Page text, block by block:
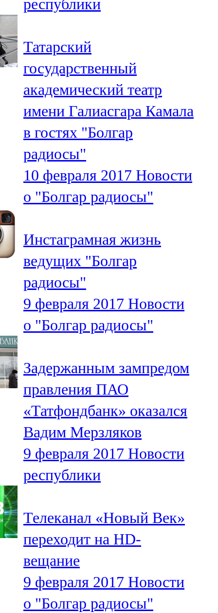
республики
Татарский
государственный
академический театр
имени Галиасгара Камала
в гостях "Болгар
радиосы"
10 февраля 2017 Новости
о "Болгар радиосы"
Инстаграмная жизнь
ведущих "Болгар
радиосы"
9 февраля 2017 Новости
о "Болгар радиосы"
Задержанным зампредом
правления ПАО
«Татфондбанк» оказался
Вадим Мерзляков
9 февраля 2017 Новости
республики
Телеканал «Новый Век»
переходит на HD-
вещание
9 февраля 2017 Новости
о "Болгар радиосы"